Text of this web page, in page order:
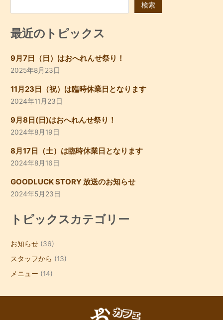
検索
最近のトピックス
9月7日（日）はおへれんせ祭り！
2025年8月23日
11月23日（祝）は臨時休業日となります
2024年11月23日
9月8日(日)はおへれんせ祭り！
2024年8月19日
8月17日（土）は臨時休業日となります
2024年8月16日
GOODLUCK STORY 放送のお知らせ
2024年5月23日
トピックスカテゴリー
お知らせ (36)
スタッフから (13)
メニュー (14)